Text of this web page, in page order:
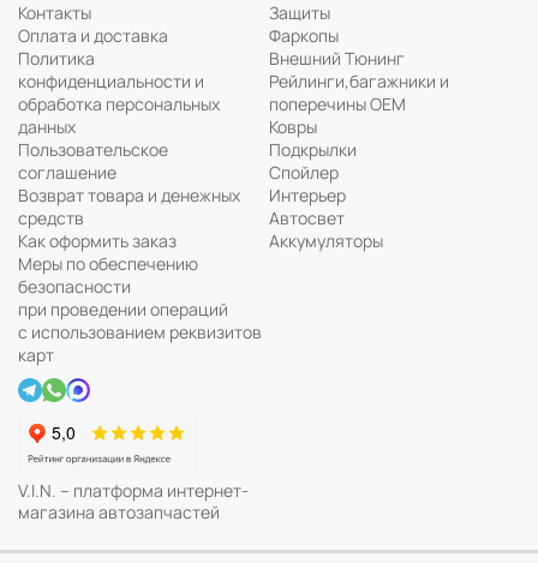
Контакты
Оплата и доставка
Политика
конфиденциальности и
обработка персональных
данных
Пользовательское
соглашение
Возврат товара и денежных
средств
Как оформить заказ
Меры по обеспечению
безопасности
при проведении операций
с использованием реквизитов
карт
V.I.N. – платформа интернет-
магазина автозапчастей
Защиты
Фаркопы
Внешний Тюнинг
Рейлинги,багажники и
поперечины ОЕМ
Ковры
Подкрылки
Спойлер
Интерьер
Автосвет
Аккумуляторы